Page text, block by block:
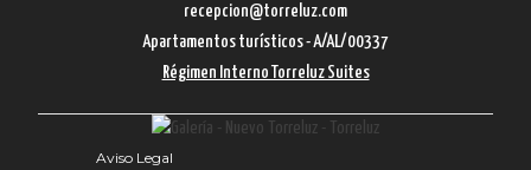
recepcion@torreluz.com
Apartamentos turísticos - A/AL/00337
Régimen Interno Torreluz Suites
Aviso Legal